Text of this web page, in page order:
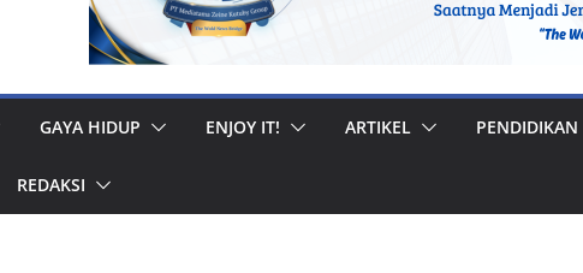
GAYA HIDUP ENJOY IT! ARTIKEL PENDIDIKAN
REDAKSI